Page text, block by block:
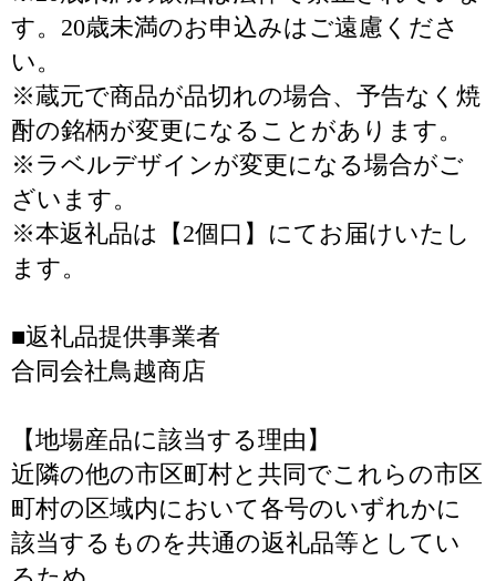
す。20歳未満のお申込みはご遠慮くださ
い。
※蔵元で商品が品切れの場合、予告なく焼
酎の銘柄が変更になることがあります。
※ラベルデザインが変更になる場合がご
ざいます。
※本返礼品は【2個口】にてお届けいたし
ます。
■返礼品提供事業者
合同会社鳥越商店
【地場産品に該当する理由】
近隣の他の市区町村と共同でこれらの市区
町村の区域内において各号のいずれかに
該当するものを共通の返礼品等としてい